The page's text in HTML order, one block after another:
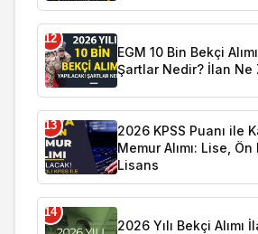
12
EGM 10 Bin Bekçi
Şartlar Nedir? İlan Ne
13
2026 KPSS Puanı ile
Memur Alımı: Lise,
Lisans
14
2026 Yılı Bekçi Alımı